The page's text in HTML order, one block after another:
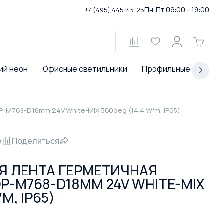
+7 (495) 445-45-25Пн-Пт 09:00 - 19:00
неон Офисные светильники Профильные
M768-D18mm 24V White-MIX 360deg (14.4 W/m, IP65)
Поделиться
ЛЕНТА ГЕРМЕТИЧНАЯ
M768-D18MM 24V WHITE-MIX
IP65)